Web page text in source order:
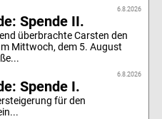
6.8.2026
Spende II.
überbrachte Carsten den
Mittwoch, dem 5. August
6.8.2026
Spende I.
für den